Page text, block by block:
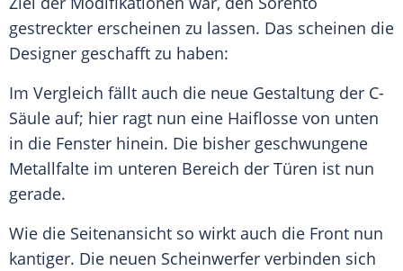
gestreckter erscheinen zu lassen. Das scheinen die
Designer geschafft zu haben:
Im Vergleich fällt auch die neue Gestaltung der C-
Säule auf; hier ragt nun eine Haiflosse von unten
in die Fenster hinein. Die bisher geschwungene
Metallfalte im unteren Bereich der Türen ist nun
gerade.
Wie die Seitenansicht so wirkt auch die Front nun
kantiger. Die neuen Scheinwerfer verbinden sich